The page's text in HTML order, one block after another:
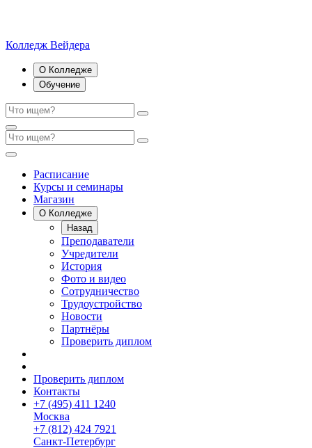
Колледж Вейдера
О Колледже
Обучение
Расписание
Курсы и семинары
Магазин
О Колледже
Назад
Преподаватели
Учредители
История
Фото и видео
Сотрудничество
Трудоустройство
Новости
Партнёры
Проверить диплом
Проверить диплом
Контакты
+7 (495) 411 1240
Москва
+7 (812) 424 7921
Санкт-Петербург